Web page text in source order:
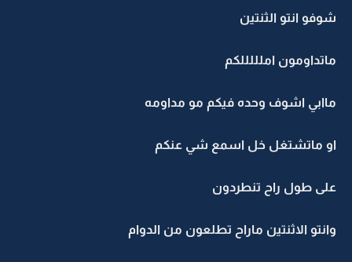
شوفو انتو الثنتين
ماتداومون املللللكم
ماابي اشوف وحده فيكم مو مداومه
او ماتشتغل خل اسمع شي عنكم
على طول راح تنطردون
وانتو الاثنتين ماراح تطلعون من الدوام